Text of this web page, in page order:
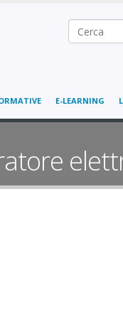
Ricerca nel
E-LEARNING